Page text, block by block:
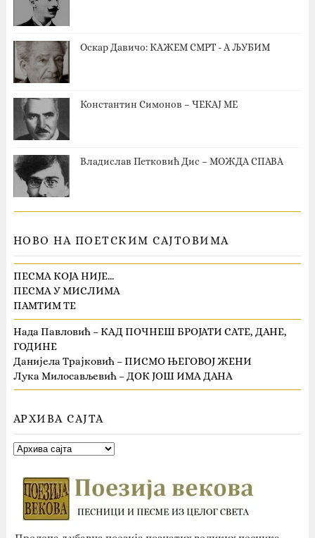
Оскар Давичо‎: КАЖЕМ СМРТ - А ЉУБИМ
Константин Симонов – ЧЕКАЈ МЕ
Владислав Петковић Дис – МОЖДА СПАВА
НОВО НА ПОЕТСКИМ САЈТОВИМА
ПЕСМА КОЈА НИЈЕ…
ПЕСМА У МИСЛИМА
ПАМТИМ ТЕ
Нада Павловић – КАД ПОЧНЕШ БРОЈАТИ САТЕ, ДАНЕ,
ГОДИНЕ
Данијела Трајковић – ПИСМО ЊЕГОВОЈ ЖЕНИ
Лука Милосављевић – ДОК ЈОШ ИМА ДАНА
АРХИВА САЈТА